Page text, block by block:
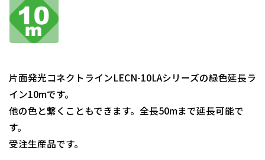
片面発光コネクトラインLECN-10LAシリーズの緑色延長ラ
イン10mです。
他の色と繋くこともできます。全長50mまで延長可能で
す。
受注生産品です。